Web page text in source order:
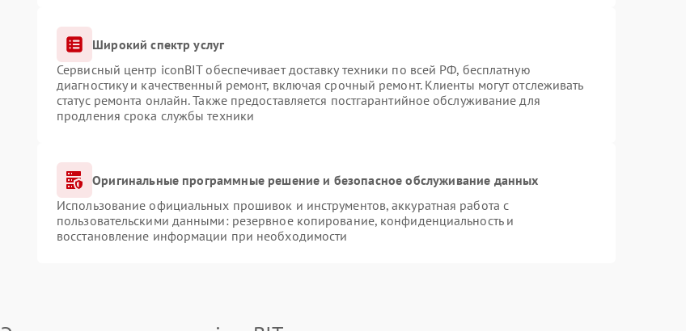
Широкий спектр услуг
Сервисный центр iconBIT обеспечивает доставку техники по всей РФ, бесплатную
диагностику и качественный ремонт, включая срочный ремонт. Клиенты могут отслеживать
статус ремонта онлайн. Также предоставляется постгарантийное обслуживание для
продления срока службы техники
Оригинальные программные решение и безопасное обслуживание данных
Использование официальных прошивок и инструментов, аккуратная работа с
пользовательскими данными: резервное копирование, конфиденциальность и
восстановление информации при необходимости